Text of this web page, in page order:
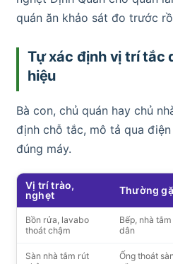
quán ăn khảo sát đo trước
Tự xác định vị trí tắc
hiệu
Bà con, chủ quán hay chủ
định chỗ tắc, mô tả qua
đúng máy.
Vị trí trào,
nghẹt
Thường
Bồn rửa, lavabo
thoát chậm
Bếp, nhà tắm
dân
Sàn nhà tắm rút
Ống thoát